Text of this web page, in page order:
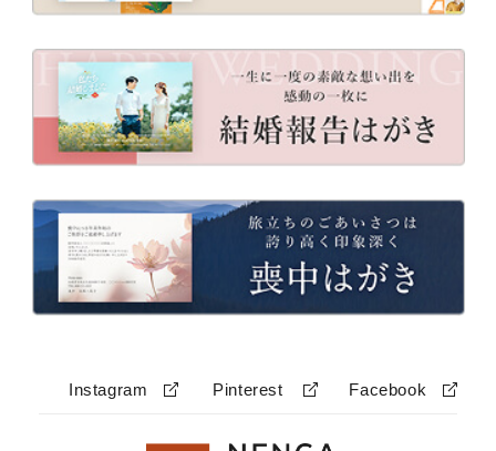
Instagram Pinterest Facebook